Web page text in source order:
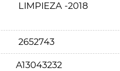
LIMPIEZA -2018
2652743
A13043232